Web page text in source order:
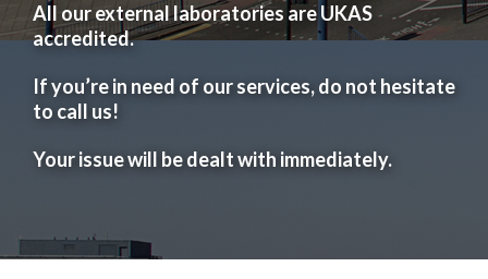
All our external laboratories are UKAS
accredited.
If you’re in need of our services, do not hesitate
to call us!
Your issue will be dealt with immediately.